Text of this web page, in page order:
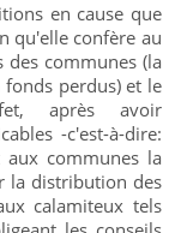
en cause que
qu'elle confère au
communes (la
perdus) et le
après avoir
-c'est-à-dire:
communes la
la distribution des
calamiteux tels